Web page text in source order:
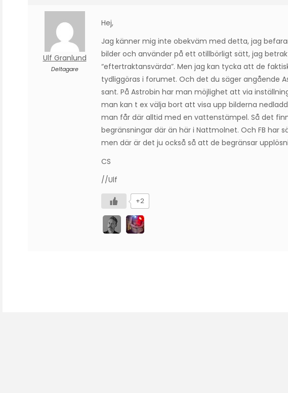
Ulf Granlund
Deltagare
Hej,
Jag känner mig inte obekväm med detta, jag
bilder och använder på ett otillbörligt sätt, jag
“eftertraktansvärda”. Men jag kan tycka att de
tydliggöras i forumet. Och det du säger angående
sant. På Astrobin har man möjlighet att via
man kan t ex välja bort att visa upp bilderna
man får där alltid med en vattenstämpel. Så det
begränsningar där än här i Nattmolnet. Och FB har
men där är det ju också så att de begränsar
CS
//Ulf
+2